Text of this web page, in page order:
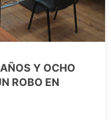
Y OCHO
ROBO EN